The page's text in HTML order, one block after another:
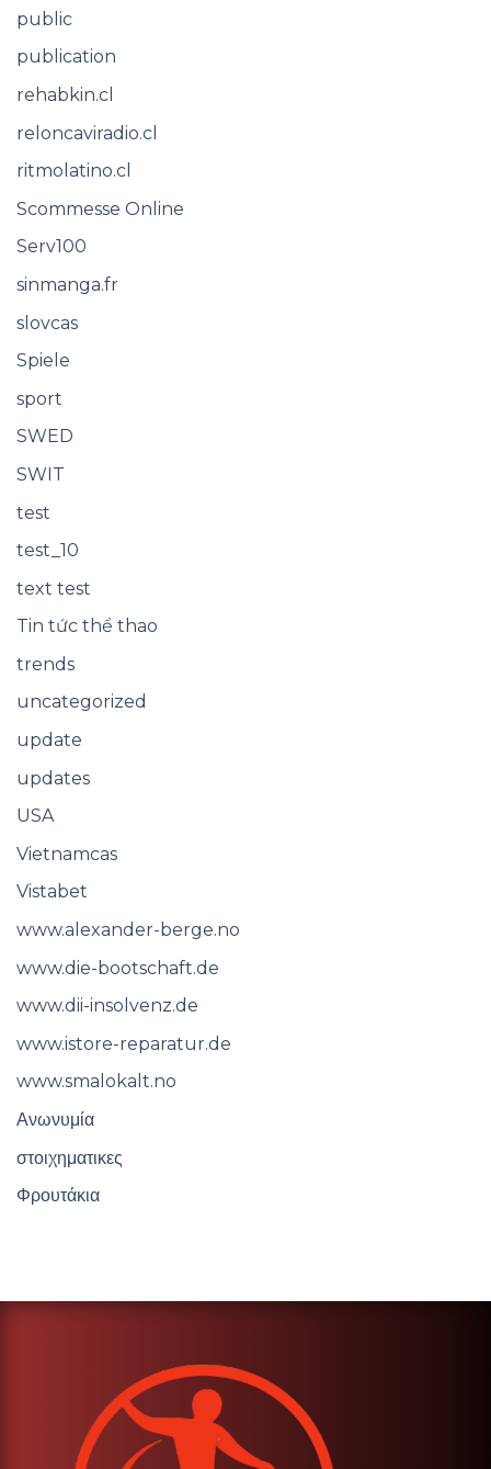
public
publication
rehabkin.cl
reloncaviradio.cl
ritmolatino.cl
Scommesse Online
Serv100
sinmanga.fr
slovcas
Spiele
sport
SWED
SWIT
test
test_10
text test
Tin tức thể thao
trends
uncategorized
update
updates
USA
Vietnamcas
Vistabet
www.alexander-berge.no
www.die-bootschaft.de
www.dii-insolvenz.de
www.istore-reparatur.de
www.smalokalt.no
Ανωνυμία
στοιχηματικες
Φρουτάκια